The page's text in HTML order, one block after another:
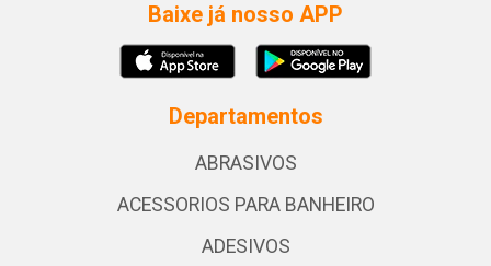
Baixe já nosso APP
Departamentos
ABRASIVOS
ACESSORIOS PARA BANHEIRO
ADESIVOS